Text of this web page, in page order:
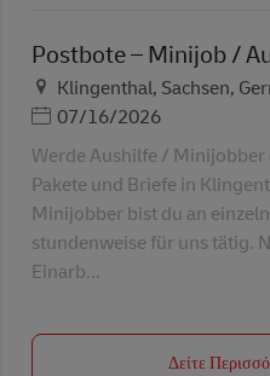
Postbote – Minijob /
Τοποθεσία
Klingenthal, Sachsen,
Ημερομηνία Ανάρτησης
07/16/2026
Werde Aushilfe / Minijobber
Pakete und Briefe in
Minijobber bist du an
stundenweise für uns tätig.
Einarb...
Δείτε